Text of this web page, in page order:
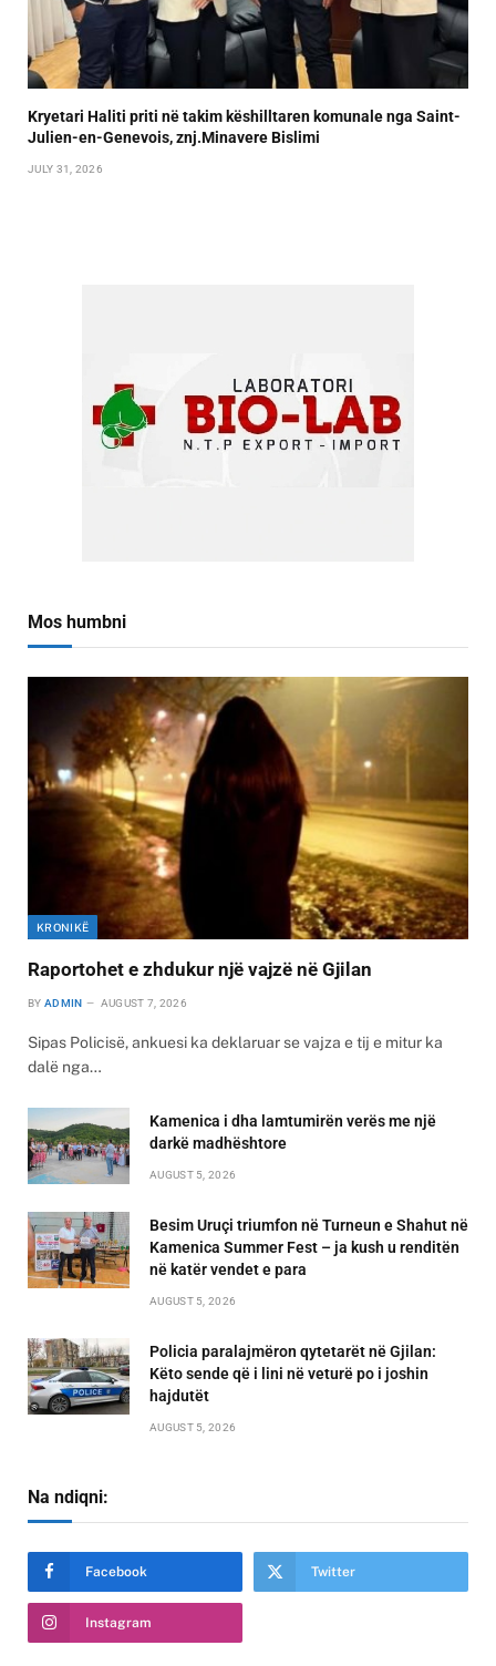
Kryetari Haliti priti në takim këshilltaren komunale nga Saint-
Julien-en-Genevois, znj.Minavere Bislimi
JULY 31, 2026
Mos humbni
KRONIKË
Raportohet e zhdukur një vajzë në Gjilan
BY ADMIN AUGUST 7, 2026
Sipas Policisë, ankuesi ka deklaruar se vajza e tij e mitur ka
dalë nga…
Kamenica i dha lamtumirën verës me një
darkë madhështore
AUGUST 5, 2026
Besim Uruçi triumfon në Turneun e Shahut në
Kamenica Summer Fest – ja kush u renditën
në katër vendet e para
AUGUST 5, 2026
Policia paralajmëron qytetarët në Gjilan:
Këto sende që i lini në veturë po i joshin
hajdutët
AUGUST 5, 2026
Na ndiqni:
Facebook Twitter
Instagram